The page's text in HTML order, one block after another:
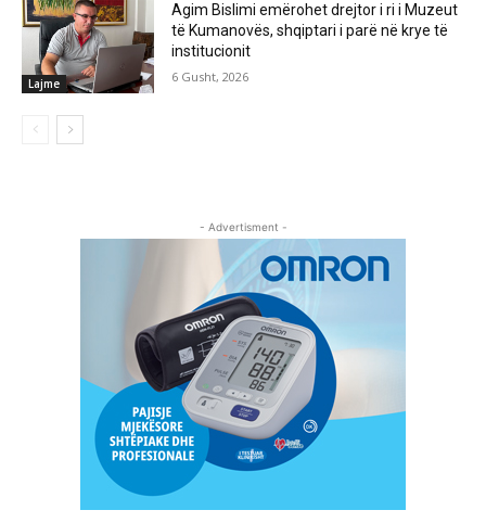
Lajme
Agim Bislimi emërohet drejtor i ri i Muzeut
të Kumanovës, shqiptari i parë në krye të
institucionit
6 Gusht, 2026
- Advertisment -